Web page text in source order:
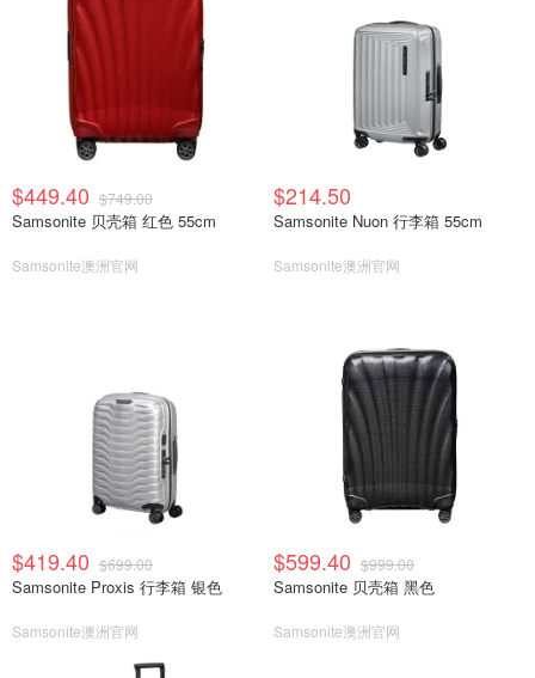
$449.40 $749.00
Samsonite 贝壳箱 红色 55cm
Samsonite澳洲官网
$214.50
Samsonite Nuon 行李箱 55cm
Samsonite澳洲官网
$419.40 $699.00
Samsonite Proxis 行李箱 银色
Samsonite澳洲官网
$599.40 $999.00
Samsonite 贝壳箱 黑色
Samsonite澳洲官网